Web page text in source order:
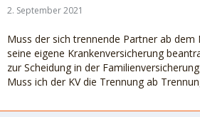
2. September 2021
Muss der sich trennende Partner ab
seine eigene Krankenversicherung
zur Scheidung in der
Muss ich der KV die Trennung ab